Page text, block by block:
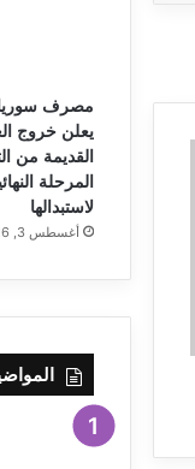
مصرف
يعلن خروج
القديمة من
المرحلة
لاستبدالها
أغسطس 3, 2026